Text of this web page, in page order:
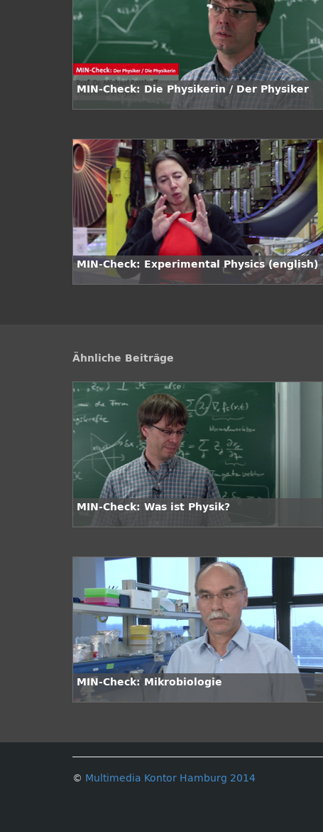
MIN-Check: Die Physikerin / Der Physiker
MIN-Check: Experimental Physics (english)
Ähnliche Beiträge
MIN-Check: Was ist Physik?
MIN-Check: Mikrobiologie
© Multimedia Kontor Hamburg 2014